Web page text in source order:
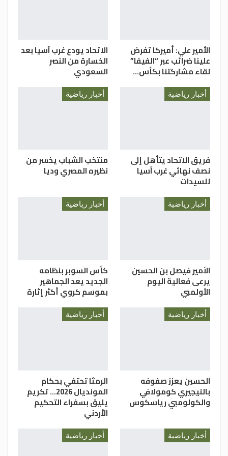
-(تصوير: أمجد الطويل)
-(تصوير: أمجد الطويل)
-(تصوير: أمجد الطويل)
الأمير علي: أميركا تفرض
علينا ضرائب عبر “الفيفا”
لقاء مشاركتنا بكأس…
الاتحاد يودع غرب آسيا بعد
الخسارة من النصر
السعودي
أخبار رياضية
فريق الاتحاد يتأهل إلى
نصف نهائي غرب آسيا
للسيدات
أخبار رياضية
منتخب الشباب يخسر من
نظيره المصري وديا
أخبار رياضية
الأمير فيصل بن الحسين
يرعى فعالية اليوم
الأولمبي
أخبار رياضية
كأس السوبر بنظامه
الجديد يعد الجماهير
بموسم كروي أكثر إثارة
أخبار رياضية
الحسين يعزز صفوفه
بالنيجيري كومولافي
والكولومبي رياسكوس
أخبار رياضية
الرمثا تحتفي بحكام
المونديال 2026… تكريم
يليق بسفراء التحكيم
الأردني
أخبار رياضية أخبار رياضية